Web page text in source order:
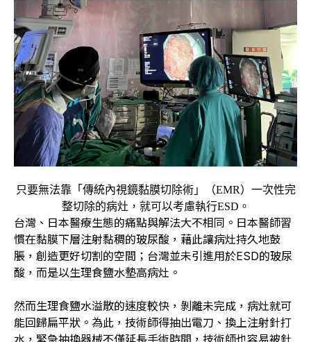
只要無法靠「傳統內視鏡黏膜切除術」（EMR）一次性完
整切除的病灶，就可以考慮執行ESD。
台灣、日本醫療生態的痛點與解法大不相同。日本醫師習
慣在黏膜下層注射黏稠的玻尿酸，藉此讓病灶持久地鼓
脹，創造更好切割的空間；台灣並未引進用於ESD的玻尿
酸，而是以生理食鹽水墊高病灶。
然而生理食鹽水溢散的速度較快，剝離未完成，病灶就可
能回歸扁平狀。為此，技術師得抽出電刀、換上注射針打